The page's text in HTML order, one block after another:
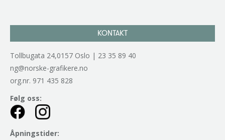
KONTAKT
Tollbugata 24,0157 Oslo | 23 35 89 40
ng@norske-grafikere.no
org.nr. 971 435 828
Følg oss:
Åpningstider: